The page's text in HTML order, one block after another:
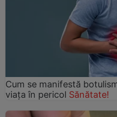
Cum se manifestă
viaţa în pericol Sănătate!